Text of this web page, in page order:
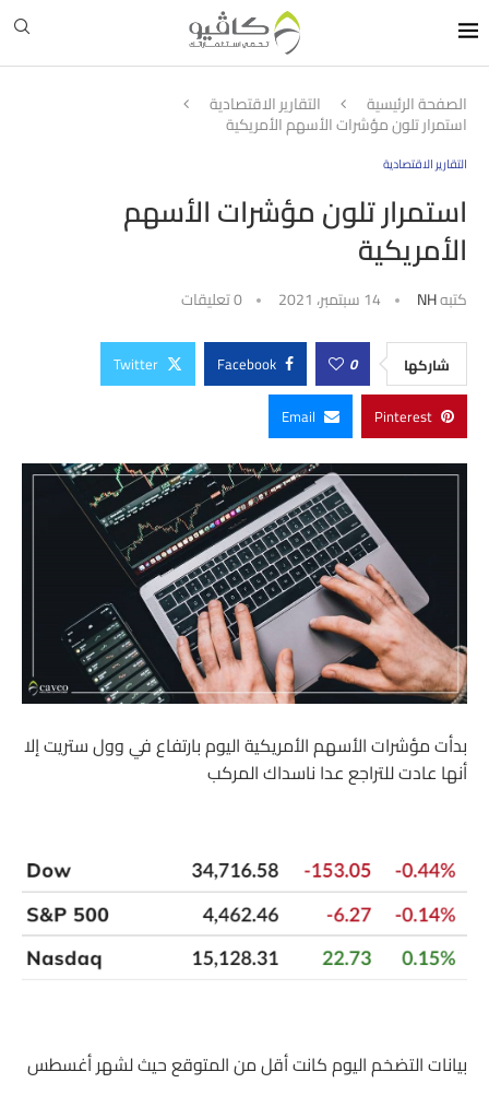
الصفحة الرئيسية التقارير الاقتصادية
استمرار تلون مؤشرات الأسهم الأمريكية
التقارير الاقتصادية
استمرار تلون مؤشرات الأسهم
الأمريكية
كتبهNH 14 سبتمبر، 2021 0 تعليقات
شاركها 0
Facebook
Twitter
Pinterest
Email
بدأت مؤشرات الأسهم الأمريكية اليوم بارتفاع في وول ستريت إلا
أنها عادت للتراجع عدا ناسداك المركب
بيانات التضخم اليوم كانت أقل من المتوقع حيث لشهر أغسطس